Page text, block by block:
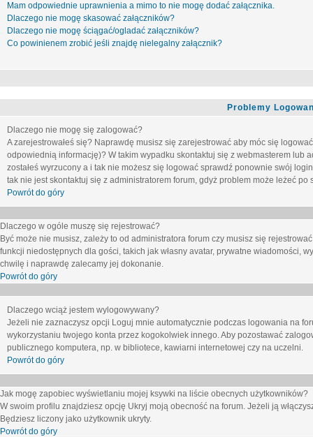
Mam odpowiednie uprawnienia a mimo to nie mogę dodać załącznika.
Dlaczego nie mogę skasować załączników?
Dlaczego nie mogę ściągać/ogladać załączników?
Co powinienem zrobić jeśli znajdę nielegalny załącznik?
Problemy
Dlaczego nie mogę się zalogować?
A zarejestrowałeś się? Naprawdę musisz się zarejestrować aby móc się
odpowiednią informację)? W takim wypadku skontaktuj się z webmasterem lub
zostałeś wyrzucony a i tak nie możesz się logować sprawdź ponownie swój
tak nie jest skontaktuj się z administratorem forum, gdyż problem może leżeć po
Powrót do góry
Dlaczego w ogóle muszę się rejestrować?
Być może nie musisz, zależy to od administratora forum czy musisz się
funkcji niedostępnych dla gości, takich jak własny avatar, prywatne wiadomości,
chwilę i naprawdę zalecamy jej dokonanie.
Powrót do góry
Dlaczego wciąż jestem wylogowywany?
Jeżeli nie zaznaczysz opcji Loguj mnie automatycznie podczas logowania na
wykorzystaniu twojego konta przez kogokolwiek innego. Aby pozostawać
publicznego komputera, np. w bibliotece, kawiarni internetowej czy na uczelni.
Powrót do góry
Jak mogę zapobiec wyświetlaniu mojej ksywki na liście obecnych użytkowników?
W swoim profilu znajdziesz opcję Ukryj moją obecność na forum. Jeżeli ją
Będziesz liczony jako użytkownik ukryty.
Powrót do góry